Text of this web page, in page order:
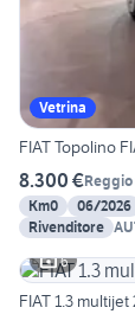
Vetrina
FIAT Topolino
8.300 €Reggio
Km0
06/2026
Rivenditore
6
FIAT 1.3